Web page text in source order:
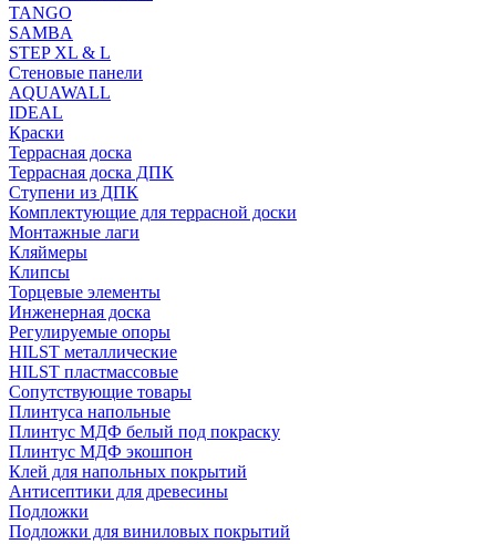
TANGO
SAMBA
STEP XL & L
Стеновые панели
AQUAWALL
IDEAL
Краски
Террасная доска
Террасная доска ДПК
Ступени из ДПК
Комплектующие для террасной доски
Монтажные лаги
Кляймеры
Клипсы
Торцевые элементы
Инженерная доска
Регулируемые опоры
HILST металлические
HILST пластмассовые
Сопутствующие товары
Плинтуса напольные
Плинтус МДФ белый под покраску
Плинтус МДФ экошпон
Клей для напольных покрытий
Антисептики для древесины
Подложки
Подложки для виниловых покрытий